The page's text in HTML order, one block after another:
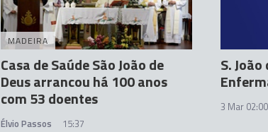
MADEIRA
Casa de Saúde São João de
Deus arrancou há 100 anos
com 53 doentes
Élvio Passos 15:37
S.
3 Mar 02:00